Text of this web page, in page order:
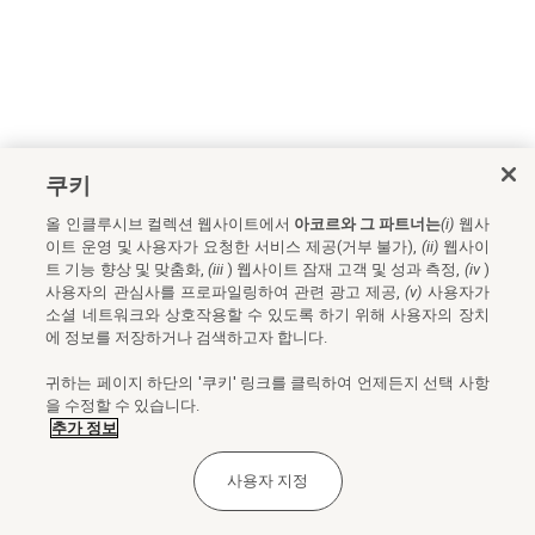
쿠키
올 인클루시브 컬렉션 웹사이트에서 아코르와 그 파트너는(i) 웹사
이트 운영 및 사용자가 요청한 서비스 제공(거부 불가), (ii)웹사이
트 기능 향상 및 맞춤화, (iii) 웹사이트 잠재 고객 및 성과 측정, (iv)
사용자의 관심사를 프로파일링하여 관련 광고 제공,(v) 사용자가
소셜 네트워크와 상호작용할 수 있도록 하기 위해 사용자의 장치
에 정보를 저장하거나 검색하고자 합니다.
귀하는 페이지 하단의 '쿠키' 링크를 클릭하여 언제든지 선택 사항
을 수정할 수 있습니다.
추가 정보
사용자 지정